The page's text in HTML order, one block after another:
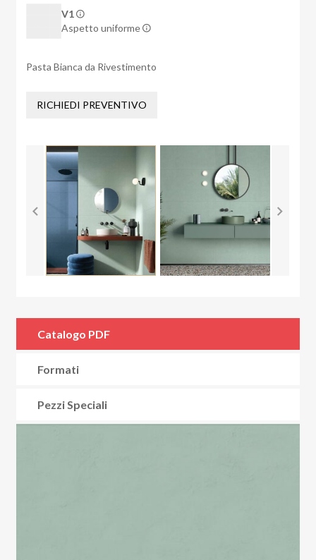
V1
Aspetto uniforme
Pasta Bianca da Rivestimento
RICHIEDI PREVENTIVO
Catalogo PDF
Formati
Pezzi Speciali